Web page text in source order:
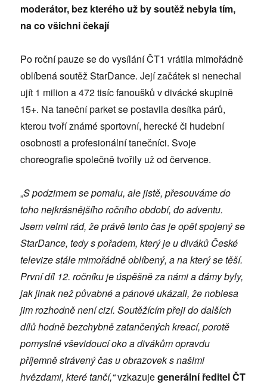
moderátor, bez kterého už by soutěž nebyla tím,
na co všichni čekají
Po roční pauze se do vysílání ČT1 vrátila mimořádně
oblíbená soutěž StarDance. Její začátek si nenechal
ujít 1 milion a 472 tisíc fanoušků v divácké skupině
15+. Na taneční parket se postavila desítka párů,
kterou tvoří známé sportovní, herecké či hudební
osobnosti a profesionální tanečníci. Svoje
choreografie společně tvořily už od července.
„S podzimem se pomalu, ale jistě, přesouváme do
toho nejkrásnějšího ročního období, do adventu.
Jsem velmi rád, že právě tento čas je opět spojený se
StarDance, tedy s pořadem, který je u diváků České
televize stále mimořádně oblíbený, a na který se těší.
První díl 12. ročníku je úspěšně za námi a dámy byly,
jak jinak než půvabné a pánové ukázali, že noblesa
jim rozhodně není cizí. Soutěžícím přeji do dalších
dílů hodně bezchybně zatančených kreací, porotě
pomyslné vševidoucí oko a divákům opravdu
příjemně strávený čas u obrazovek s našimi
hvězdami, které tančí,“vzkazujegenerální ředitel ČT